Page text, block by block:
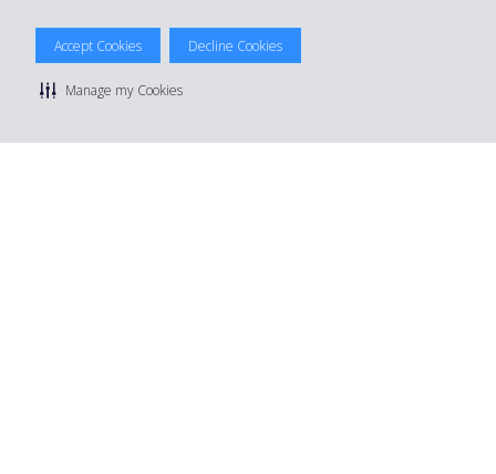
Accept Cookies Decline Cookies
Manage my Cookies
© 2026 The Hertz System, Inc.
Politique de confidentialité | Conditions d'utilisation du site
Conditions de location
Gérer mes cookies